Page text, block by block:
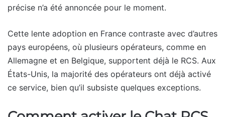
précise n’a été annoncée pour le moment.
Cette lente adoption en France contraste avec d’autres
pays européens, où plusieurs opérateurs, comme en
Allemagne et en Belgique, supportent déjà le RCS. Aux
États-Unis, la majorité des opérateurs ont déjà activé
ce service, bien qu’il subsiste quelques exceptions.